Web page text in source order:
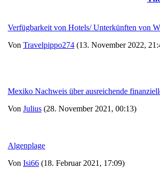
Verfügbarkeit von Hotels/ Unterkünften von
Von Travelpippo274 (13. November 2022,
Mexiko Nachweis über ausreichende
Von Julius (28. November 2021, 00:13)
Algenplage
Von Isi66 (18. Februar 2021, 17:09)